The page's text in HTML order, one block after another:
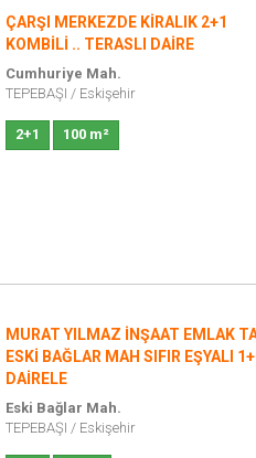
ÇARŞI MERKEZDE KİRALIK 2+1
KOMBİLİ .. TERASLI DAİRE
Cumhuriye Mah.
TEPEBAŞI / Eskişehir
2+1 100 m²
MURAT YILMAZ İNŞAAT EMLAK
ESKİ BAĞLAR MAH SIFIR EŞYALI
DAİRELE
Eski Bağlar Mah.
TEPEBAŞI / Eskişehir